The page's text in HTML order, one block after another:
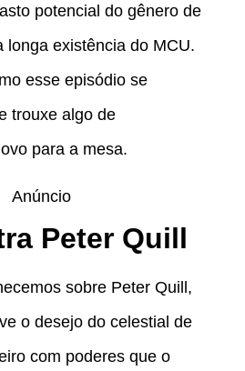
potencial do gênero de
longa existência do MCU.
esse episódio se
trouxe algo de
para a mesa.
Anúncio
Peter Quill
sobre Peter Quill,
o desejo do celestial de
com poderes que o